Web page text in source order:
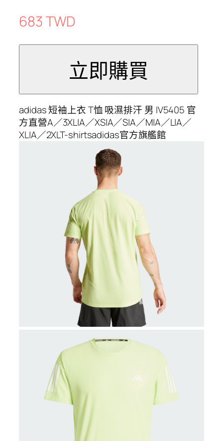
683 TWD
adidas 短袖上衣 T恤 吸濕排汗 男 IV5405 官
方直營A／3XL|A／XS|A／S|A／M|A／L|A／
XL|A／2XLT-shirtsadidas官方旗艦館